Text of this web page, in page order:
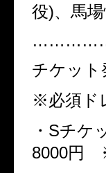
役)、馬
チケット
※必須ド
・Sチケ
8000円